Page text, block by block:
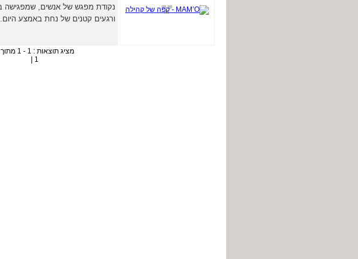
נקודת מפגש של אנשים, שמפגישה
ורגעים קטנים של נחת באמצע היום.
מציג תוצאות : 1 - 1 מתוך 1
1 |